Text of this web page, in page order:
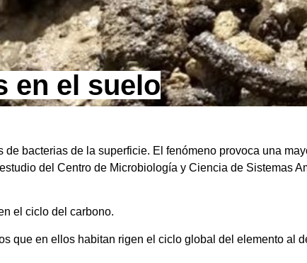
en el suelo
bacterias de la superficie. El fenómeno provoca una
del Centro de Microbiología y Ciencia de Sistemas
el ciclo del carbono.
que en ellos habitan rigen el ciclo global del elemento al